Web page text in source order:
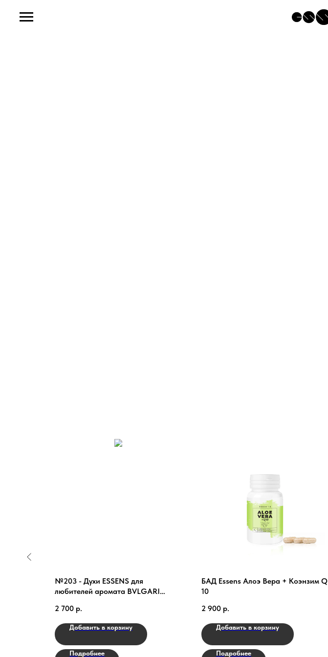
№203 - Духи ESSENS для
любителей аромата BVLGARI
2 700 р.
Добавить в корзину
Подробнее
БАД Essens Алоэ Вера + Коэнзим Q
10
2 900 р.
Добавить в корзину
Подробнее